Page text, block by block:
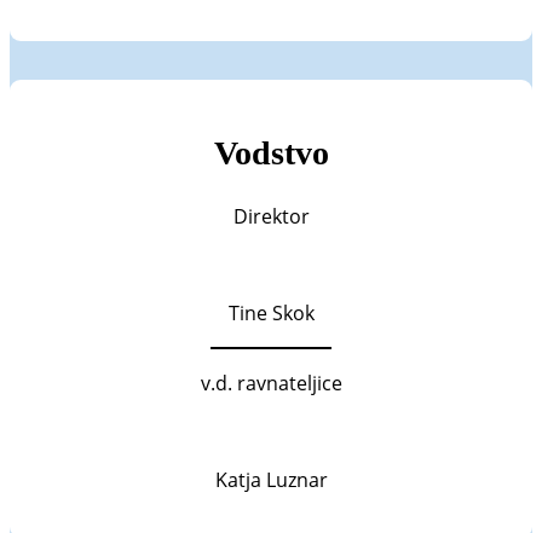
Vodstvo
Direktor
Tine Skok
v.d. ravnateljice
Katja Luznar